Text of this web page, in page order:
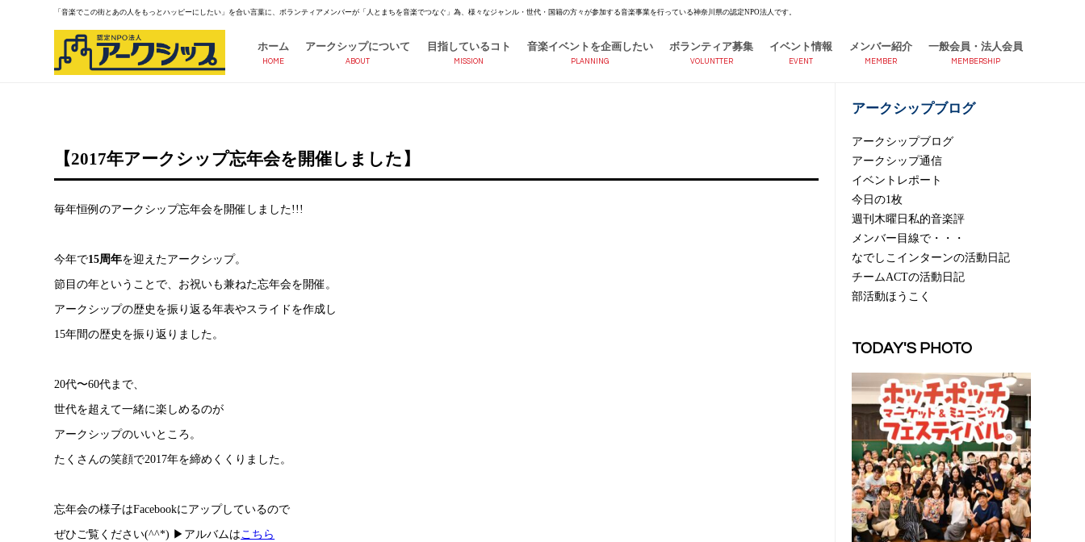
「音楽でこの街とあの人をもっとハッピーにしたい」を合い言葉に、ボランティアメンバーが「人とまちを音楽でつなぐ」為、様々なジャンル・世代・国籍の方々が参加する音楽事業を行っている神奈川県の認定NPO法人です。
ホーム
HOME
アークシップについて
ABOUT
目指しているコト
MISSION
音楽イベントを企画したい
PLANNING
ボランティア募集
VOLUNTTER
イベント情報
EVENT
メンバー紹介
MEMBER
一般会員・法人会員
MEMBERSHIP
【2017年アークシップ忘年会を開催しました】
毎年恒例のアークシップ忘年会を開催しました!!!
今年で15周年を迎えたアークシップ。
節目の年ということで、お祝いも兼ねた忘年会を開催。
アークシップの歴史を振り返る年表やスライドを作成し
15年間の歴史を振り返りました。
20代〜60代まで、
世代を超えて一緒に楽しめるのが
アークシップのいいところ。
たくさんの笑顔で2017年を締めくくりました。
忘年会の様子はFacebookにアップしているので
ぜひご覧ください(^^*) ▶︎アルバムはこちら
アークシップブログ
アークシップブログ
アークシップ通信
イベントレポート
今日の1枚
週刊木曜日私的音楽評
メンバー目線で・・・
なでしこインターンの活動日記
チームACTの活動日記
部活動ほうこく
TODAY'S PHOTO